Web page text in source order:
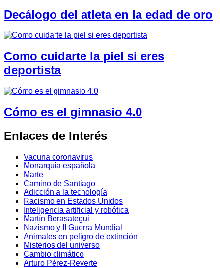
Decálogo del atleta en la edad de oro
Como cuidarte la piel si eres
deportista
Cómo es el gimnasio 4.0
Enlaces de Interés
Vacuna coronavirus
Monarquía española
Marte
Camino de Santiago
Adicción a la tecnología
Racismo en Estados Unidos
Inteligencia artificial y robótica
Martín Berasategui
Nazismo y II Guerra Mundial
Animales en peligro de extinción
Misterios del universo
Cambio climático
Arturo Pérez-Reverte